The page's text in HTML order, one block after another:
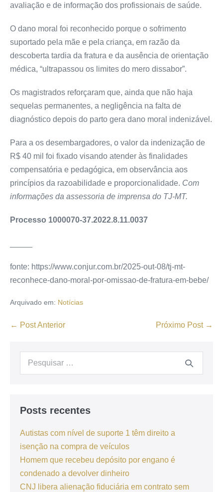
avaliação e de informação dos profissionais de saúde.
O dano moral foi reconhecido porque o sofrimento
suportado pela mãe e pela criança, em razão da
descoberta tardia da fratura e da ausência de orientação
médica, “ultrapassou os limites do mero dissabor”.
Os magistrados reforçaram que, ainda que não haja
sequelas permanentes, a negligência na falta de
diagnóstico depois do parto gera dano moral indenizável.
Para a os desembargadores, o valor da indenização de
R$ 40 mil foi fixado visando atender às finalidades
compensatória e pedagógica, em observância aos
princípios da razoabilidade e proporcionalidade. Com
informações da assessoria de imprensa do TJ-MT.
Processo 1000070-37.2022.8.11.0037
fonte: https://www.conjur.com.br/2025-out-08/tj-mt-
reconhece-dano-moral-por-omissao-de-fratura-em-bebe/
Arquivado em: Notícias
← Post Anterior Próximo Post →
Posts recentes
Autistas com nível de suporte 1 têm direito a
isenção na compra de veículos
Homem que recebeu depósito por engano é
condenado a devolver dinheiro
CNJ libera alienação fiduciária em contrato sem